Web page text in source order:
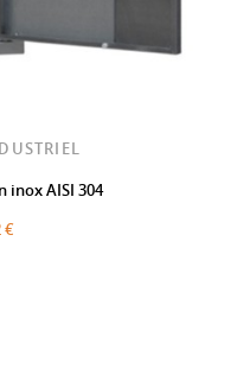
inox AISI 304
€